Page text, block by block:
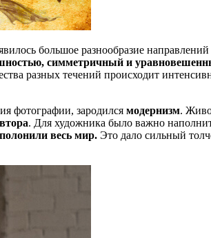
большое разнообразие
симметричный и
разных течений происходит
фотографии, зародился модернизм.
. Для художника было важно
весь мир. Это дало сильный